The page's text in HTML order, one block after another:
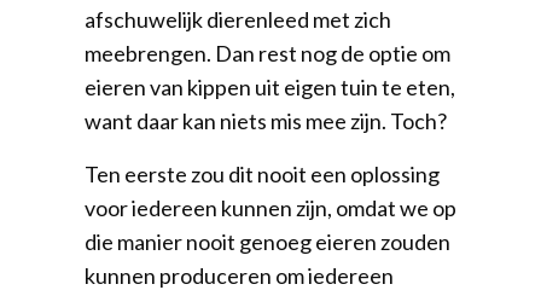
afschuwelijk dierenleed met zich
meebrengen. Dan rest nog de optie om
eieren van kippen uit eigen tuin te eten,
want daar kan niets mis mee zijn. Toch?
Ten eerste zou dit nooit een oplossing
voor iedereen kunnen zijn, omdat we op
die manier nooit genoeg eieren zouden
kunnen produceren om iedereen